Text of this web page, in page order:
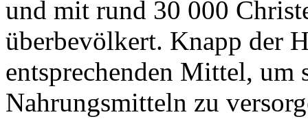
und mit rund 30 000
überbevölkert. Knapp der
entsprechenden Mittel, um
Nahrungsmitteln zu